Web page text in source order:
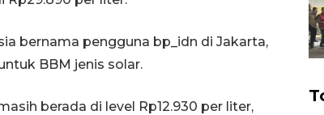
bernama pengguna bp_idn di Jakarta,
BBM jenis solar.
berada di level Rp12.930 per liter,